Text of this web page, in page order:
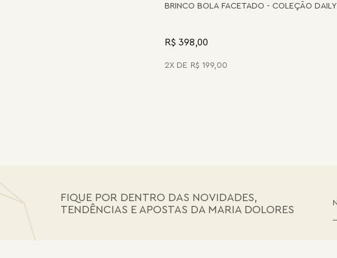
BRINCO BOLA FACETADO - COLEÇÃO DAILY
R$ 398,00
2 R$ 199,00
FIQUE POR DENTRO DAS NOVIDADES,
TENDÊNCIAS E APOSTAS DA MARIA DOLORES